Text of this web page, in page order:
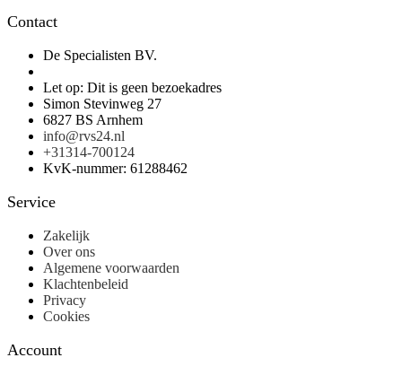
Contact
De Specialisten BV.
Let op: Dit is geen bezoekadres
Simon Stevinweg 27
6827 BS Arnhem
info@rvs24.nl
+31314-700124
KvK-nummer: 61288462
Service
Zakelijk
Over ons
Algemene voorwaarden
Klachtenbeleid
Privacy
Cookies
Account